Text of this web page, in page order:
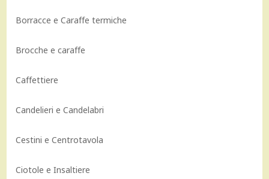
Borracce e Caraffe termiche
Brocche e caraffe
Caffettiere
Candelieri e Candelabri
Cestini e Centrotavola
Ciotole e Insaltiere